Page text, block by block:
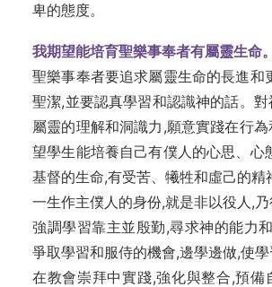
卑的態度。
我期望能培育聖樂事奉者有屬靈生命。
聖樂事奉者要追求屬靈生命的長進和
聖潔,並要認真學習和認識神的話。
屬靈的理解和洞識力,願意實踐在行
望學生能培養自己有僕人的心思、心
基督的生命,有受苦、犧牲和虛己的精
一生作主僕人的身份,就是非以役人,
強調學習靠主並殷勤,尋求神的能力
爭取學習和服侍的機會,邊學邊做,使
在教會崇拜中實踐,強化與整合,預備